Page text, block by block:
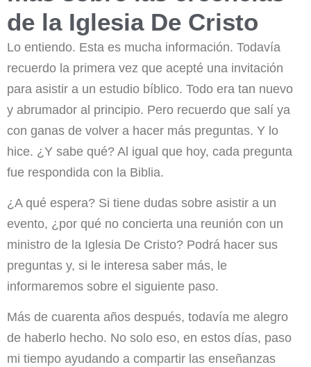
de la Iglesia De Cristo
Lo entiendo. Esta es mucha información. Todavía
recuerdo la primera vez que acepté una invitación
para asistir a un estudio bíblico. Todo era tan nuevo
y abrumador al principio. Pero recuerdo que salí ya
con ganas de volver a hacer más preguntas. Y lo
hice. ¿Y sabe qué? Al igual que hoy, cada pregunta
fue respondida con la Biblia.
¿A qué espera? Si tiene dudas sobre asistir a un
evento, ¿por qué no concierta una reunión con un
ministro de la Iglesia De Cristo? Podrá hacer sus
preguntas y, si le interesa saber más, le
informaremos sobre el siguiente paso.
Más de cuarenta años después, todavía me alegro
de haberlo hecho. No solo eso, en estos días, paso
mi tiempo ayudando a compartir las enseñanzas